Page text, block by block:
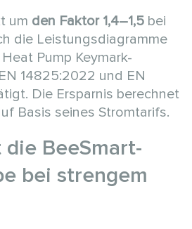
um den Faktor 1,4–1,5 bei
die Leistungsdiagramme
Pump Keymark-
14825:2022 und EN
Die Ersparnis berechnet
Basis seines Stromtarifs.
BeeSmart-
bei strengem